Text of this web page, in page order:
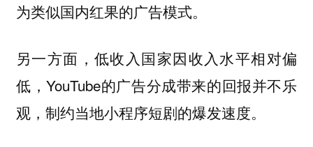
为类似国内红果的广告模式。
另一方面，低收入国家因收入水平相对偏
低，YouTube的广告分成带来的回报并不乐
观，制约当地小程序短剧的爆发速度。